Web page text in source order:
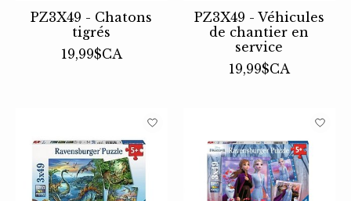
PZ3X49 - Chatons
tigrés
19,99$CA
PZ3X49 - Véhicules
de chantier en
service
19,99$CA